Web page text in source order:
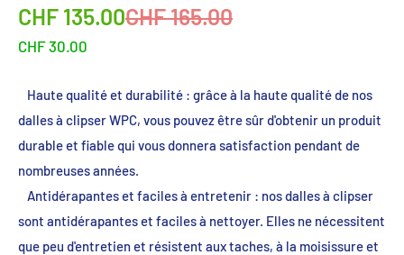
Sonderpreis
CHF 135.00Normalpreis
CHF 165.00
CHF 30.00
Haute qualité et durabilité : grâce à la haute qualité de nos
dalles à clipser WPC, vous pouvez être sûr d'obtenir un produit
durable et fiable qui vous donnera satisfaction pendant de
nombreuses années.
Antidérapantes et faciles à entretenir : nos dalles à clipser
sont antidérapantes et faciles à nettoyer. Elles ne nécessitent
que peu d'entretien et résistent aux taches, à la moisissure et